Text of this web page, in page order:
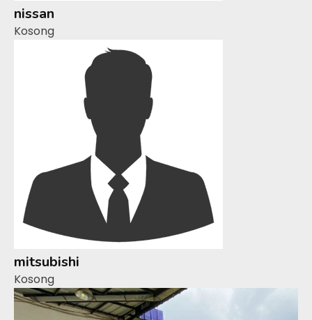
nissan
Kosong
mitsubishi
Kosong